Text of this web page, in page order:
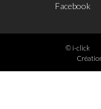
Facebook
© i-click